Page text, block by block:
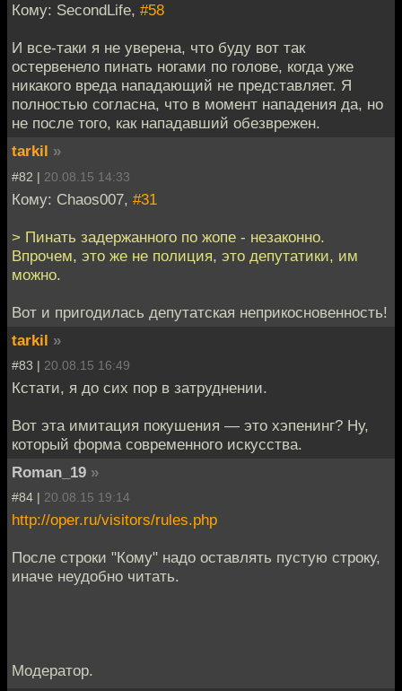
Кому: SecondLife, #58
И все-таки я не уверена, что буду вот так
остервенело пинать ногами по голове, когда уже
никакого вреда нападающий не представляет. Я
полностью согласна, что в момент нападения да, но
не после того, как нападавший обезврежен.
tarkil »
#82 | 20.08.15 14:33
Кому: Chaos007, #31
> Пинать задержанного по жопе - незаконно.
Впрочем, это же не полиция, это депутатики, им
можно.
Вот и пригодилась депутатская неприкосновенность!
tarkil »
#83 | 20.08.15 16:49
Кстати, я до сих пор в затруднении.
Вот эта имитация покушения — это хэпенинг? Ну,
который форма современного искусства.
Roman_19 »
#84 | 20.08.15 19:14
http://oper.ru/visitors/rules.php
После строки "Кому" надо оставлять пустую строку,
иначе неудобно читать.
Модератор.